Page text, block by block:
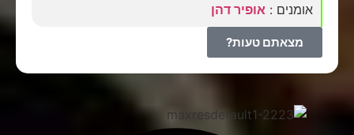
אומנים : אופיר דהן
מצאתם טעות?